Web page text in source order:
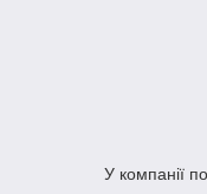
У компанії